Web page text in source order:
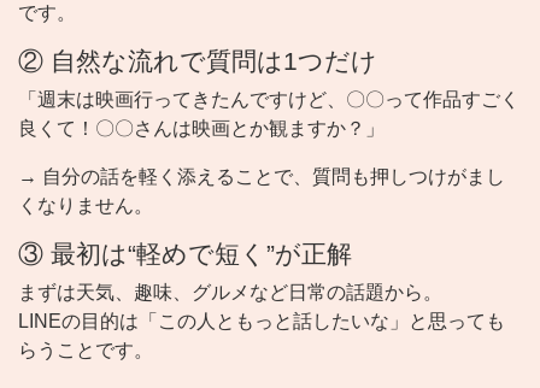
です。
② 自然な流れで質問は1つだけ
「週末は映画行ってきたんですけど、〇〇って作品すごく
良くて！〇〇さんは映画とか観ますか？」
→ 自分の話を軽く添えることで、質問も押しつけがまし
くなりません。
③ 最初は“軽めで短く”が正解
まずは天気、趣味、グルメなど日常の話題から。
LINEの目的は「この人ともっと話したいな」と思っても
らうことです。